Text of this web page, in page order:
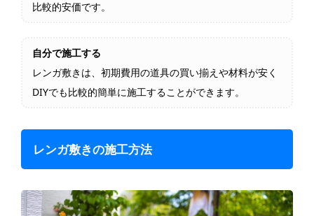
比較的安価です。
自分で施工する
レンガ敷きは、初期費用の道具の買い揃えや材料が安く
DIYでも比較的簡単に施工することができます。
レンガ敷きの施工方法